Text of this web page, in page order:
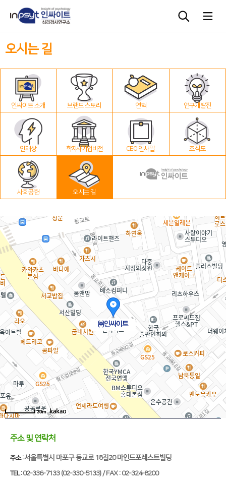
심리검사
상담도구
교육 워크숍
단체검사
오시는 길
인싸이트 소개 브랜드 스토리 연혁 연구개발진
인재상 학지사 기업 비전 CEO 인사말 조직도
사회공헌 오시는 길
㈜인싸이트
30m
주소 및 연락처
주소 :서울특별시 마포구 동교로 18길20 마인드포레스트빌딩
TEL :02-336-7133 (02-330-5133) / FAX : 02-324-8200